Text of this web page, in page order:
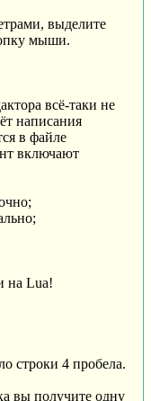
выделите
мыши.
всё-таки не
написания
в файле
включают
на Lua!
строки 4 пробела.
вы получите одну